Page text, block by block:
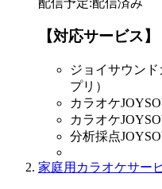
【対応サービス】
ジョイサウン
プリ）
カラオケ
カラオケ
分析採点
家庭用カラオケサー